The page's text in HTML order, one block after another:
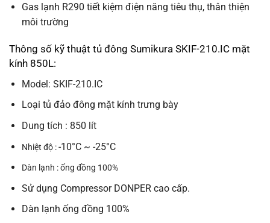
Gas lạnh R290 tiết kiệm điện năng tiêu thụ, thân thiện
môi trường
Thông số kỹ thuật tủ đông Sumikura SKIF-210.IC mặt
kính 850L:
Model: SKIF-210.IC
Loại tủ đảo đông mặt kính trưng bày
Dung tích : 850 lít
Nhiệt độ :-10°C ~ -25°C
Dàn lạnh : ống đồng 100%
Sử dụng Compressor DONPER cao cấp.
Dàn lạnh ống đồng 100%